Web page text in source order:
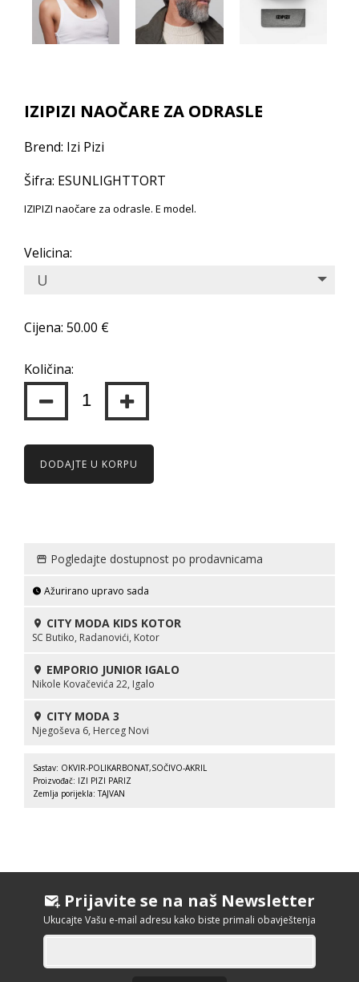
IZIPIZI NAOČARE ZA ODRASLE
Brend: Izi Pizi
Šifra: ESUNLIGHTTORT
IZIPIZI naočare za odrasle. E model.
Velicina:
U
Cijena: 50.00 €
Količina:
DODAJTE U KORPU
Pogledajte dostupnost po prodavnicama
Ažurirano upravo sada
CITY MODA KIDS KOTOR
SC Butiko, Radanovići, Kotor
EMPORIO JUNIOR IGALO
Nikole Kovačevića 22, Igalo
CITY MODA 3
Njegoševa 6, Herceg Novi
Sastav: OKVIR-POLIKARBONAT,SOČIVO-AKRIL
Proizvođač: IZI PIZI PARIZ
Zemlja porijekla: TAJVAN
Prijavite se na naš Newsletter
Ukucajte Vašu e-mail adresu kako biste primali obavještenja